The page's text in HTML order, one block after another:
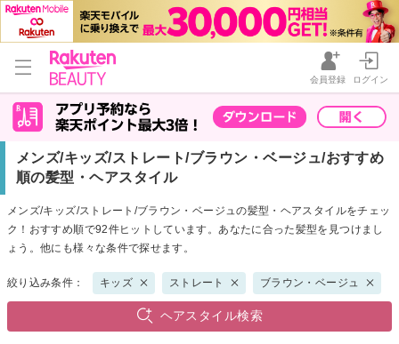
会員登録 ログイン
メンズ/キッズ/ストレート/ブラウン・ベージュ/おすすめ
順の髪型・ヘアスタイル
メンズ/キッズ/ストレート/ブラウン・ベージュの髪型・ヘアスタイルをチェッ
ク！おすすめ順で92件ヒットしています。あなたに合った髪型を見つけまし
ょう。他にも様々な条件で探せます。
絞り込み条件： キッズ ストレート ブラウン・ベージュ
ヘアスタイル検索